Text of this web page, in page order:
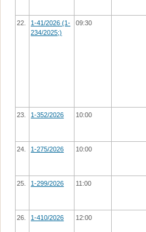
22.
1-41/2026 (1-
234/2025;)
09:30
23. 1-352/2026 10:00
24. 1-275/2026 10:00
25. 1-299/2026 11:00
26. 1-410/2026 12:00